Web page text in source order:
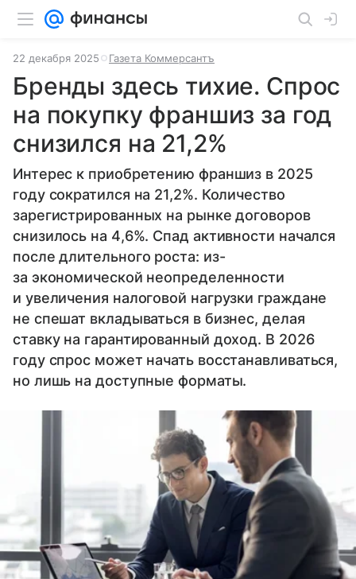
22 декабря 2025 Газета Коммерсантъ
Бренды здесь тихие. Спрос
на покупку франшиз за год
снизился на 21,2%
Интерес к приобретению франшиз в 2025
году сократился на 21,2%. Количество
зарегистрированных на рынке договоров
снизилось на 4,6%. Спад активности начался
после длительного роста: из-
за экономической неопределенности
и увеличения налоговой нагрузки граждане
не спешат вкладываться в бизнес, делая
ставку на гарантированный доход. В 2026
году спрос может начать восстанавливаться,
но лишь на доступные форматы.